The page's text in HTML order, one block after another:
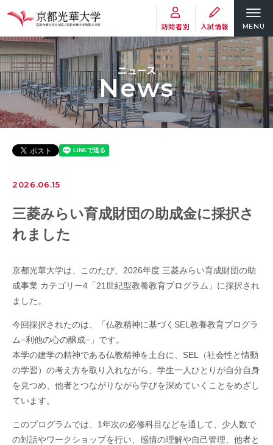
訪問者別 入試情報 MENU
ニュース
News
2026.06.15
三菱みらい育成財団の助成金に採択さ
れました
京都光華大学は、このたび、2026年度 三菱みらい育成財団の助
成事業 カテゴリー4「21世紀型教養教育プログラム」に採択され
ました。
今回採択されたのは、「仏教精神に基づくSEL教養教育プログラ
ム−利他の心の醸成−」です。
本学の建学の精神である仏教精神を土台に、SEL（社会性と情動
の学習）の考え方を取り入れながら、学生一人ひとりが自分自身
を見つめ、他者とつながりながら学びを深めていくことをめざし
ています。
このプログラムでは、1年次の必修科目などを通して、少人数で
の対話やワークショップを行い、感情の理解や自己管理、他者と